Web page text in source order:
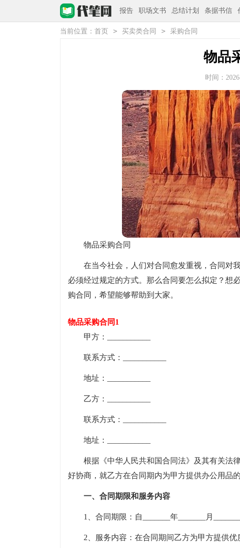
报告 职场文书 总结计划 条据书信
当前位置： 首页 > 买卖类合同 > 采购合同
物品
时间：
物品采购合同
在当今社会，人们对合同愈发重视，合同对
必须经过规定的方式。那么合同要怎么拟定？想
购合同，希望能够帮助到大家。
物品采购合同1
甲方：___________
联系方式：___________
地址：___________
乙方：___________
联系方式：___________
地址：___________
根据《中华人民共和国合同法》及其有关法
好协商，就乙方在合同期内为甲方提供办公用品
一、合同期限和服务内容
1、合同期限：自_______年_______月
2、服务内容：在合同期间乙方为甲方提供优